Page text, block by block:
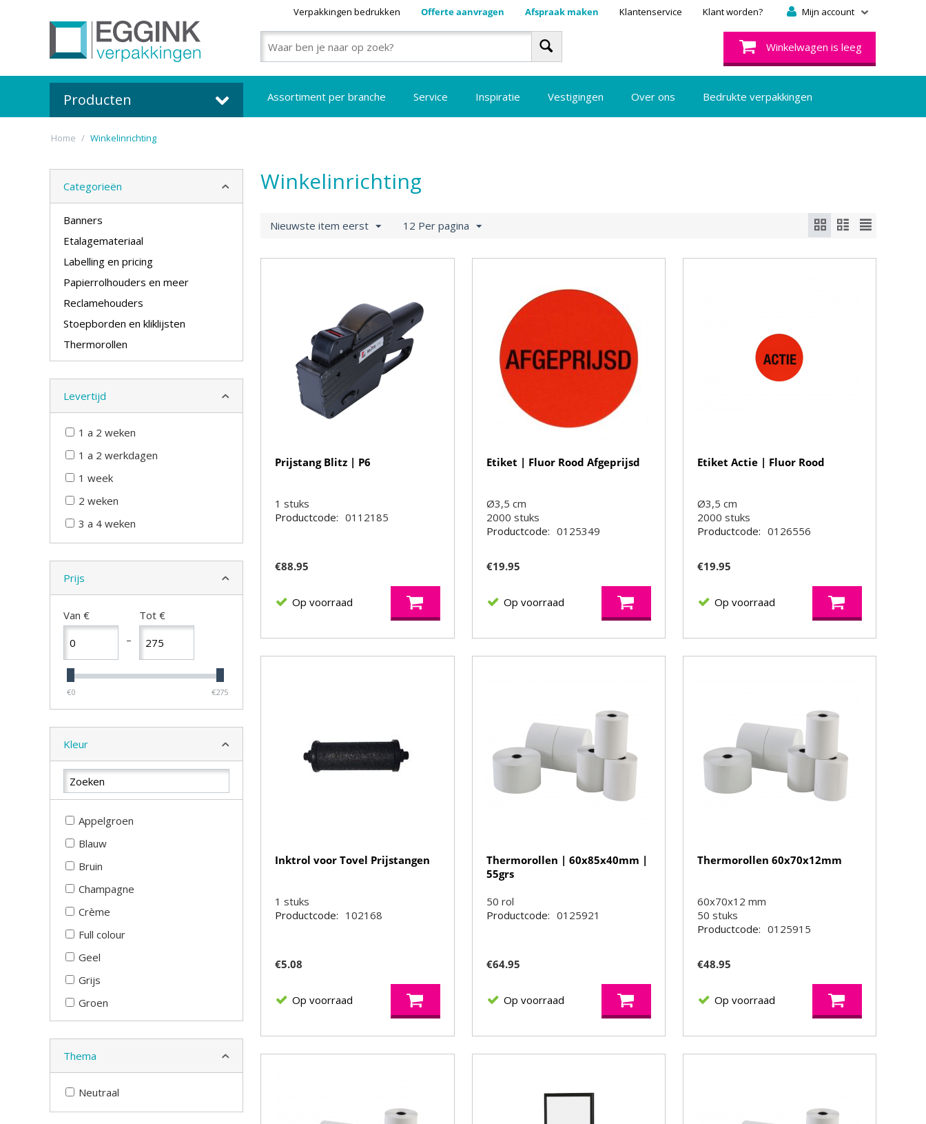
Mijn account
Verpakkingen bedrukken Offerte aanvragen Afspraak maken Klantenservice Klant worden?
Winkelwagen is leeg
Producten Assortiment per branche Service Inspiratie Vestigingen Over ons Bedrukte verpakkingen
Home / Winkelinrichting
Categorieën
Banners
Etalagemateriaal
Labelling en pricing
Papierrolhouders en meer
Reclamehouders
Stoepborden en kliklijsten
Thermorollen
Levertijd
1 a 2 weken
1 a 2 werkdagen
1 week
2 weken
3 a 4 weken
Prijs
Van €
–
Tot €
€0 €275
Kleur
Appelgroen
Blauw
Bruin
Champagne
Crème
Full colour
Geel
Grijs
Groen
Naturel
Rood
Roze
Transparant
Thema
Neutraal
Winkelinrichting
Nieuwste item eerst 12 Per pagina
Prijstang Blitz | P6
1stuks
Productcode: 0112185
€88.95
Op voorraad
Etiket | Fluor Rood Afgeprijsd
Ø3,5 cm
2000 stuks
Productcode: 0125349
€19.95
Op voorraad
Etiket Actie | Fluor Rood
Ø3,5 cm
2000 stuks
Productcode: 0126556
€19.95
Op voorraad
Inktrol voor Tovel Prijstangen
1stuks
Productcode: 102168
€5.08
Op voorraad
Thermorollen | 60x85x40mm |
55grs
50 rol
Productcode: 0125921
€64.95
Op voorraad
Thermorollen 60x70x12mm
60x70x12 mm
50 stuks
Productcode: 0125915
€48.95
Op voorraad